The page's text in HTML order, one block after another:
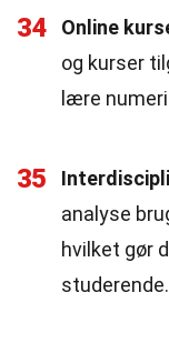
34 Online
og kurser
lære
35
analyse
hvilket gør
studerende.